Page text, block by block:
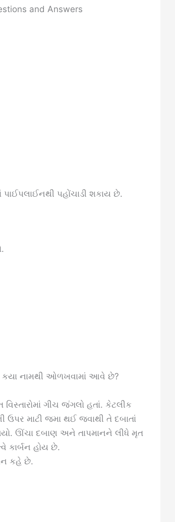
and Answers
પહોંચાડી શકાય છે.
કયા નામથી ઓળખવામાં આવે છે?
ગીચ જંગલો હતાં. કેટલીક
માટી જમા થઈ જવાથી તે દબાતાં
ઊંચા દબાણ અને તાપમાનને લીધે મૃત
કાર્બન હોય છે.
કહે છે.